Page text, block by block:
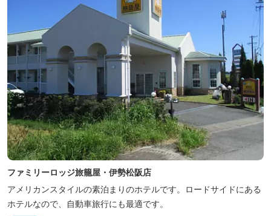
ファミリーロッジ旅籠屋・伊勢松阪店
アメリカンスタイルの素泊まりのホテルです。ロードサイドにある
ホテルなので、自動車旅行にも最適です。